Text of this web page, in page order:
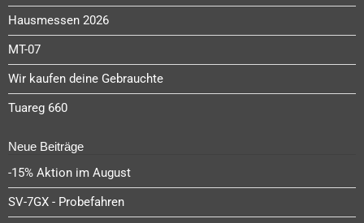
Hausmessen 2026
MT-07
Wir kaufen deine Gebrauchte
Tuareg 660
Neue Beiträge
-15% Aktion im August
SV-7GX - Probefahren